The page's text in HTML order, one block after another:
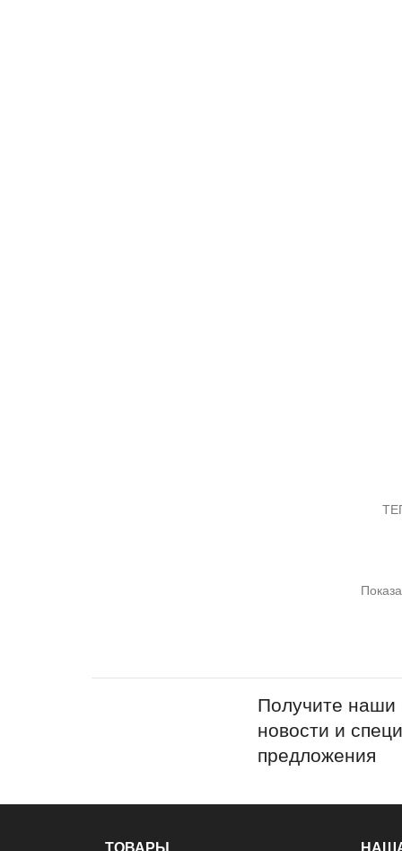
Получите наши
новости и
предложения
ТОВАРЫ